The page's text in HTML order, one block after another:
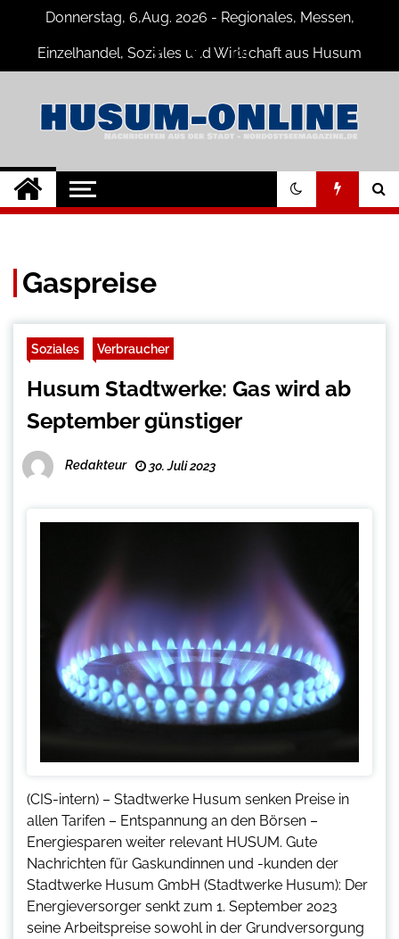
content
Donnerstag, 6,Aug. 2026 - Regionales, Messen,
Einzelhandel, Soziales und Wirtschaft aus Husum
Husum-Online
Nachrichten
Nachrichten und Events für Husum
und Umgebung
Gaspreise
Soziales Verbraucher
Husum Stadtwerke: Gas wird ab
September günstiger
Redakteur 30. Juli 2023
(CIS-intern) – Stadtwerke Husum senken Preise in
allen Tarifen – Entspannung an den Börsen –
Energiesparen weiter relevant HUSUM. Gute
Nachrichten für Gaskundinnen und -kunden der
Stadtwerke Husum GmbH (Stadtwerke Husum): Der
Energieversorger senkt zum 1. September 2023
seine Arbeitspreise sowohl in der Grundversorgung